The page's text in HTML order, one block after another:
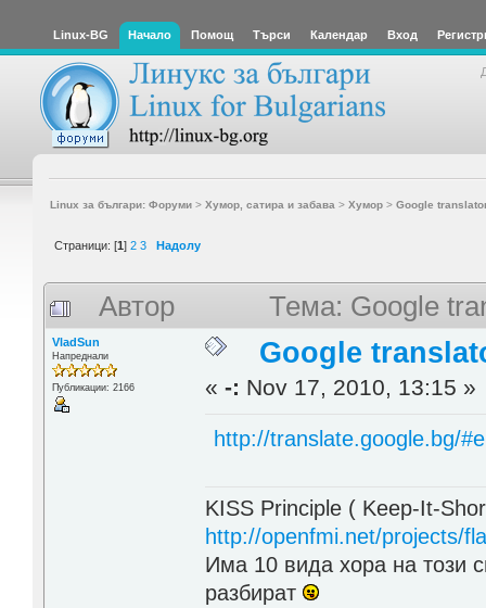
Linux-BG Начало Помощ Търси Календар Вход
Linux за българи: Форуми> Хумор, сатира и забава > Хумор> Google
Страници: [1] 2 3 Надолу
Автор Тема: Google
VladSun
Напреднали
Публикации: 2166
Google
«-: Nov 17, 2010, 13:15 »
http://translate.google.bg/
KISS Principle ( Keep-It-
http://openfmi.net/projects/
Има 10 вида хора на този
разбират